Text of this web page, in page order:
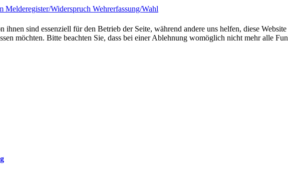
Widerspruch Wehrerfassung/Wahl
sind essenziell für den Betrieb der Seite, während andere uns helfen, diese
möchten. Bitte beachten Sie, dass bei einer Ablehnung womöglich nicht mehr alle